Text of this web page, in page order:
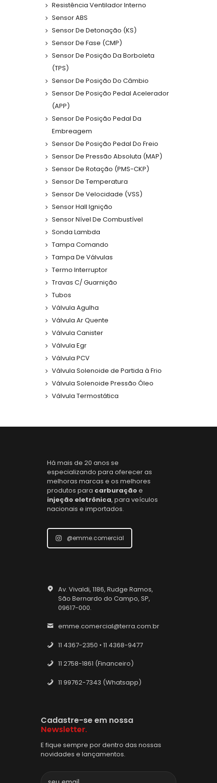
Resistência Ventilador Interno
Sensor ABS
Sensor De Detonação (KS)
Sensor De Fase (CMP)
Sensor De Posição Da Borboleta
(TPS)
Sensor De Posição Do Câmbio
Sensor De Posição Pedal Acelerador
(APP)
Sensor De Posição Pedal Da
Embreagem
Sensor De Posição Pedal Do Freio
Sensor De Pressão Absoluta (MAP)
Sensor De Rotação (PMS-CKP)
Sensor De Temperatura
Sensor De Velocidade (VSS)
Sensor Hall Ignição
Sensor Nível De Combustível
Sonda Lambda
Tampa Comando
Tampa De Válvulas
Termo Interruptor
Travas C/ Guarnição
Tubos
Válvula Agulha
Válvula Ar Quente
Válvula Canister
Válvula Egr
Válvula PCV
Válvula Solenoide de Partida à Frio
Válvula Solenoide Pressão Óleo
Válvula Termostática
Há mais de 20 anos se
especializando para oferecer as
melhoras marcas e os melhores
produtos para carburaçãoe
injeção eletrônica, para veículos
nacionais e importados.
@emme.comercial
Av. Vivaldi, 1186, Rudge Ramos,
São Bernardo do Campo, SP,
09617-000.
emme.comercial@terra.com.br
11 4367-2350 • 11 4368-9477
11 2758-1861 (Financeiro)
11 99762-7343 (Whatsapp)
Cadastre-se em nossa
Newsletter.
E fique sempre por dentro das nossas
novidades e lançamentos.